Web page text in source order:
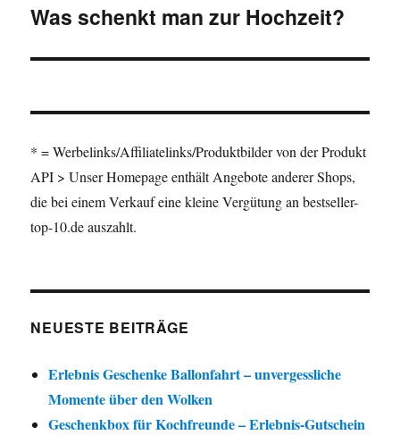
Nächster Beitrag:
Was schenkt man zur Hochzeit?
* = Werbelinks/Affiliatelinks/Produktbilder von der Produkt
API > Unser Homepage enthält Angebote anderer Shops,
die bei einem Verkauf eine kleine Vergütung an bestseller-
top-10.de auszahlt.
NEUESTE BEITRÄGE
Erlebnis Geschenke Ballonfahrt – unvergessliche
Momente über den Wolken
Geschenkbox für Kochfreunde – Erlebnis-Gutschein